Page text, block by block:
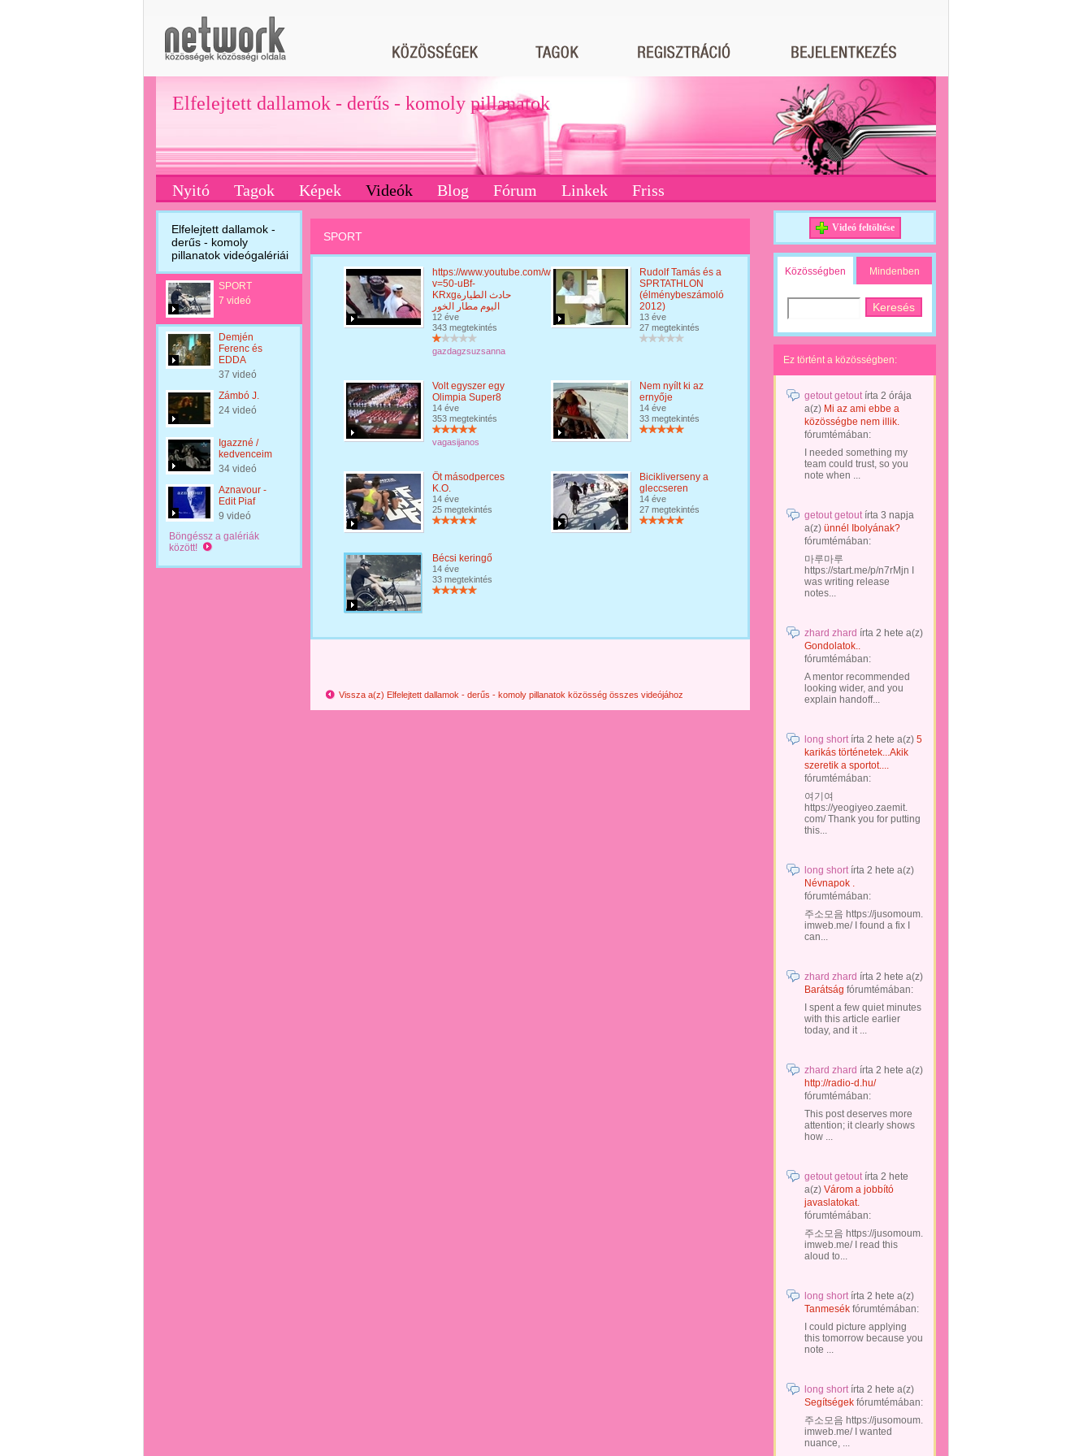
Elfelejtett dallamok - derűs - komoly pillanatok
Nyitó Tagok Képek Videók Blog Fórum Linkek Friss
Elfelejtett dallamok -
derűs - komoly
pillanatok videógalériái
SPORT
7 videó
Demjén
Ferenc és
EDDA
37 videó
Zámbó J.
24 videó
Igazzné /
kedvenceim
34 videó
Aznavour -
Edit Piaf
9 videó
Böngéssz a galériák
között!
SPORT
https://www.youtube.com/watch?
v=50-uBf-
KRxgحادث الطيارة
اليوم مطار الخور
12 éve
343 megtekintés
gazdagzsuzsanna
Rudolf Tamás és a
SPRTATHLON
(élménybeszámoló
2012)
13 éve
27 megtekintés
Volt egyszer egy
Olimpia Super8
14 éve
353 megtekintés
vagasijanos
Nem nyílt ki az
ernyője
14 éve
33 megtekintés
Öt másodperces
K.O.
14 éve
25 megtekintés
Bicikliverseny a
gleccseren
14 éve
27 megtekintés
Bécsi keringő
14 éve
33 megtekintés
Vissza a(z) Elfelejtett dallamok - derűs - komoly pillanatok közösség összes videójához
Videó feltöltése
Közösségben Mindenben
Ez történt a közösségben:
getout getoutírta 2 órája
a(z) Mi az ami ebbe a
közösségbe nem illik.
fórumtémában:
I needed something my
team could trust, so you
note when ...
getout getoutírta 3 napja
a(z) ünnél Ibolyának?
fórumtémában:
마루마루
https://start.me/p/n7rMjn I
was writing release
notes...
zhard zhard írta 2 hete a(z)
Gondolatok..
fórumtémában:
A mentor recommended
looking wider, and you
explain handoff...
long shortírta 2 hete a(z) 5
karikás történetek...Akik
szeretik a sportot....
fórumtémában:
여기여
https://yeogiyeo.zaemit.
com/ Thank you for putting
this...
long shortírta 2 hete a(z)
Névnapok .
fórumtémában:
주소모음 https://jusomoum.
imweb.me/ I found a fix I
can...
zhard zhard írta 2 hete a(z)
Barátság fórumtémában:
I spent a few quiet minutes
with this article earlier
today, and it ...
zhard zhard írta 2 hete a(z)
http://radio-d.hu/
fórumtémában:
This post deserves more
attention; it clearly shows
how ...
getout getoutírta 2 hete
a(z) Várom a jobbító
javaslatokat.
fórumtémában:
주소모음 https://jusomoum.
imweb.me/ I read this
aloud to...
long shortírta 2 hete a(z)
Tanmesék fórumtémában:
I could picture applying
this tomorrow because you
note ...
long shortírta 2 hete a(z)
Segítségek fórumtémában:
주소모음 https://jusomoum.
imweb.me/ I wanted
nuance, ...